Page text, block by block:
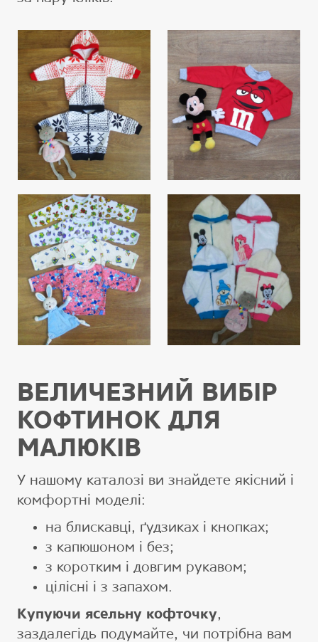
ВЕЛИЧЕЗНИЙ ВИБІР
КОФТИНОК ДЛЯ
МАЛЮКІВ
У нашому каталозі ви знайдете якісний і
комфортні моделі:
на блискавці, ґудзиках і кнопках;
з капюшоном і без;
з коротким і довгим рукавом;
цілісні і з запахом.
Купуючи ясельну кофточку,
заздалегідь подумайте, чи потрібна вам